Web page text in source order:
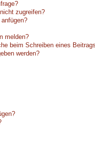
zugreifen?
melden?
beim Schreiben eines
werden?